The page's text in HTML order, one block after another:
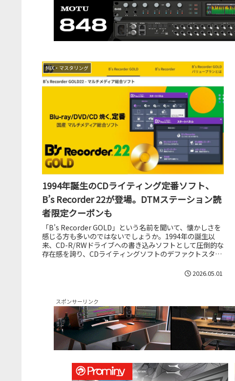
MIX・マスタリング
1994年誕生のCDライティング定番ソフト、
B’s Recorder 22が登場。DTMステーション読
者限定クーポンも
「B's Recorder GOLD」という名前を聞いて、懐かしさを
感じる方も多いのではないでしょうか。1994年の誕生以
来、CD-R/RWドライブへの書き込みソフトとして圧倒的な
存在感を誇り、CDライティングソフトのデファクトスタン
2026.05.01
スポンサーリンク